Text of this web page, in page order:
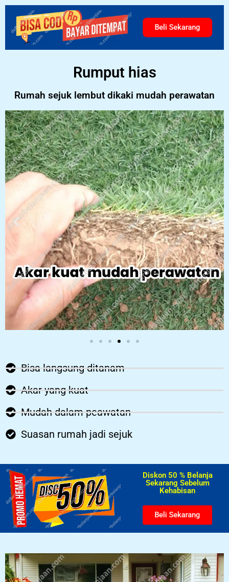
Beli Sekarang
Rumput hias
Rumah sejuk lembut dikaki mudah perawatan
Bisa langsung ditanam
Akar yang kuat
Mudah dalam peawatan
Suasan rumah jadi sejuk
Diskon 50 % Belanja
Sekarang Sebelum
Kehabisan​
Beli Sekarang